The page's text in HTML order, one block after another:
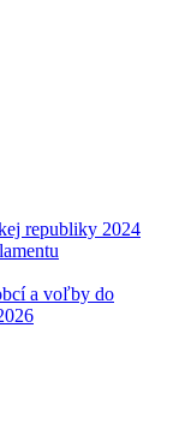
republiky 2024
a voľby do